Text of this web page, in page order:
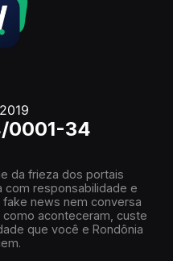
0001-34
da frieza dos portais
com responsabilidade e
fake news nem conversa
aconteceram, custe
que você e Rondônia